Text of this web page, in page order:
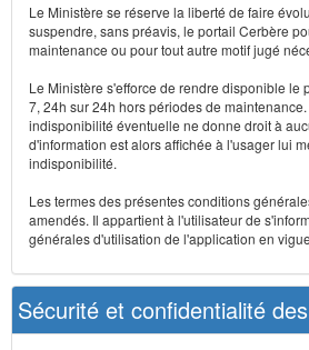
Le Ministère se réserve la liberté de faire
suspendre, sans préavis, le portail Cerbère
maintenance ou pour tout autre motif jugé
Le Ministère s'efforce de rendre disponible le
7, 24h sur 24h hors périodes de
indisponibilité éventuelle ne donne droit à
d'information est alors affichée à l'usager lui
indisponibilité.
Les termes des présentes conditions
amendés. Il appartient à l'utilisateur de
générales d'utilisation de l'application en
Sécurité et confidentialité